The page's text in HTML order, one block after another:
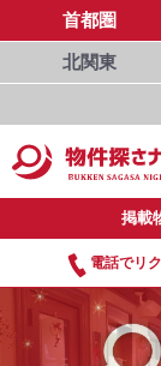
首都圏
北関東
掲載
電話でリ